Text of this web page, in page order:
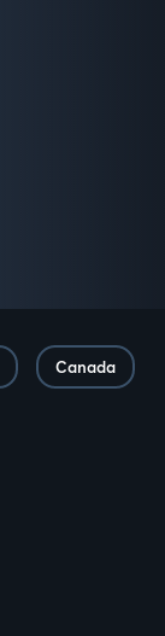
Canada